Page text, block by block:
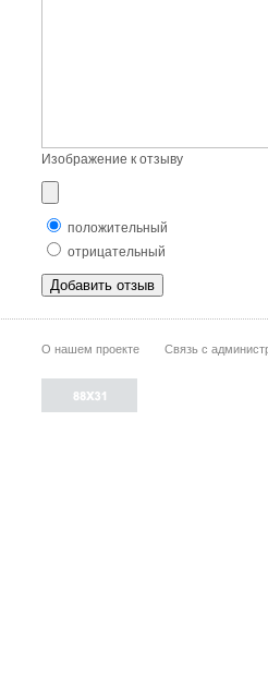
Изображение к отзыву
положительный
отрицательный
О нашем проекте Связь с